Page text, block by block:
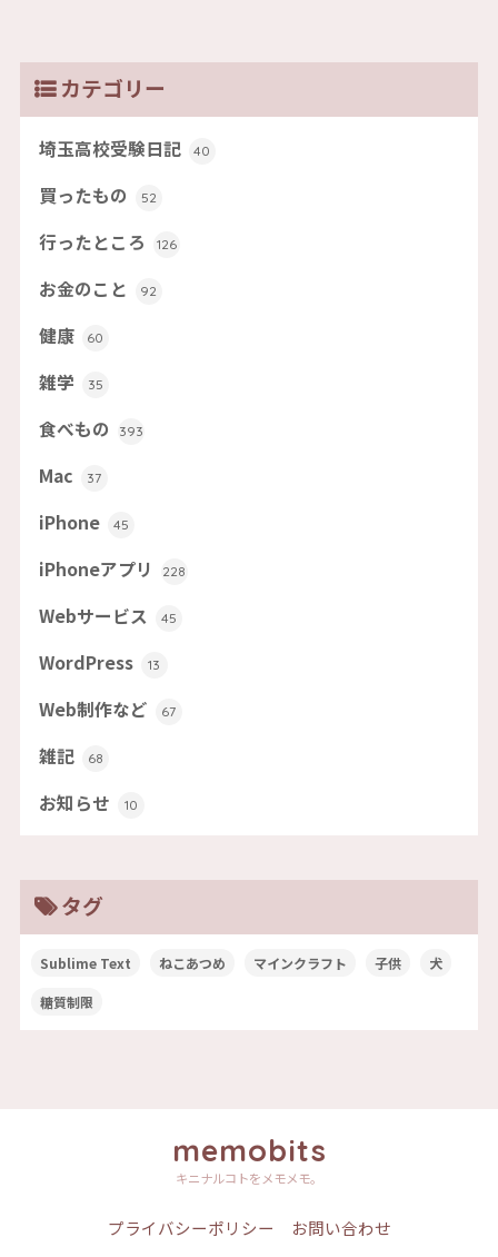
カテゴリー
埼玉高校受験日記 40
買ったもの 52
行ったところ 126
お金のこと 92
健康 60
雑学 35
食べもの 393
Mac 37
iPhone 45
iPhoneアプリ 228
Webサービス 45
WordPress 13
Web制作など 67
雑記 68
お知らせ 10
タグ
Sublime Text ねこあつめ マインクラフト 子供 犬
糖質制限
memobits
キニナルコトをメモメモ。
プライバシーポリシー お問い合わせ